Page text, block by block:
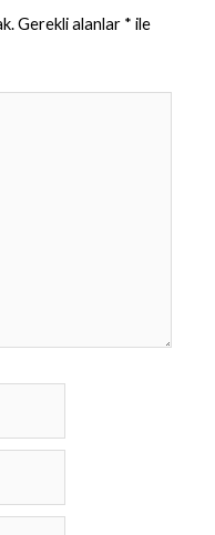
Gerekli alanlar * ile